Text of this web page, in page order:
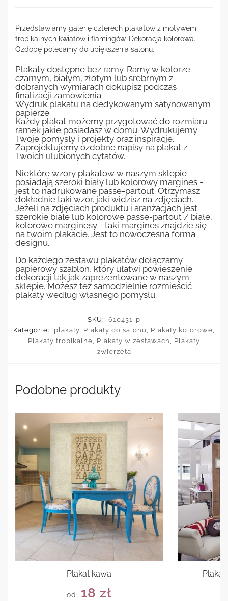
Przedstawiamy galerię czterech plakatów z motywem
tropikalnych kwiatów i flamingów. Dekoracja kolorowa.
Ozdobę polecamy do upiększenia salonu.
Plakaty dostępne bez ramy. Ramy w kolorze
czarnym, białym, złotym lub srebrnym z
dobranych wymiarach dokupisz podczas
finalizacji zamówienia.
Wydruk plakatu na dedykowanym satynowanym
papierze.
Każdy plakat możemy przygotować do rozmiaru
ramek jakie posiadasz w domu. Wydrukujemy
Twoje pomysły i projekty oraz inspiracje.
Zaprojektujemy ozdobne napisy na plakat z
Twoich ulubionych cytatów.
Niektóre wzory plakatów w naszym sklepie
posiadają szeroki biały lub kolorowy margines -
jest to nadrukowane passe-partout. Otrzymasz
dokładnie taki wzór, jaki widzisz na zdjęciach.
Jeżeli na zdjęciach produktu i aranżacjach jest
szerokie białe lub kolorowe passe-partout / białe,
kolorowe marginesy - taki margines znajdzie się
na twoim plakacie. Jest to nowoczesna forma
designu.
Do każdego zestawu plakatów dołączamy
papierowy szablon, który ułatwi powieszenie
dekoracji tak jak zaprezentowane w naszym
sklepie. Możesz też samodzielnie rozmieścić
plakaty według własnego pomysłu.
SKU:
610431-p
Kategorie:
plakaty Plakaty do salonu Plakaty kolorowe
Plakaty tropikalne
Plakaty w zestawach
Plakaty
zwierzęta
Podobne produkty
Plakat kawa
od: 18 zł